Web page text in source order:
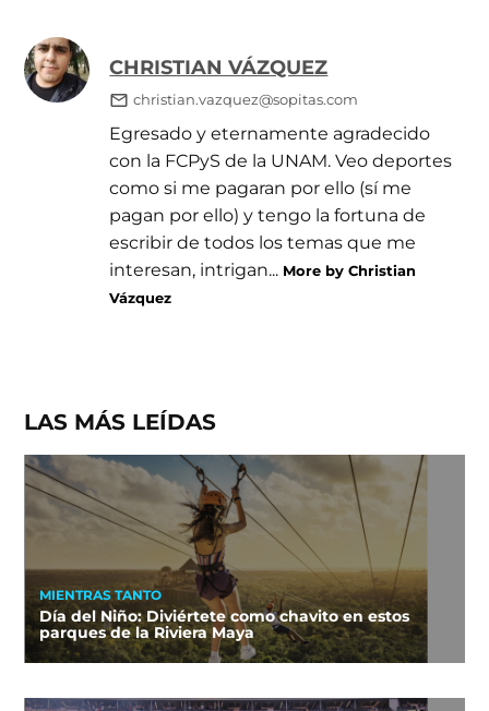
CHRISTIAN VÁZQUEZ
christian.vazquez@sopitas.com
Egresado y eternamente agradecido
con la FCPyS de la UNAM. Veo deportes
como si me pagaran por ello (sí me
pagan por ello) y tengo la fortuna de
escribir de todos los temas que me
interesan, intrigan... More by Christian
Vázquez
LAS MÁS LEÍDAS
MIENTRAS TANTO
Día del Niño: Diviértete como chavito en estos
parques de la Riviera Maya